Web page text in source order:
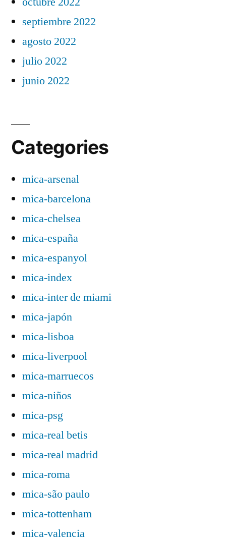
septiembre 2022
agosto 2022
julio 2022
junio 2022
Categories
mica-arsenal
mica-barcelona
mica-chelsea
mica-españa
mica-espanyol
mica-index
mica-inter de miami
mica-japón
mica-lisboa
mica-liverpool
mica-marruecos
mica-niños
mica-psg
mica-real betis
mica-real madrid
mica-roma
mica-são paulo
mica-tottenham
mica-valencia